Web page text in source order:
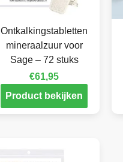
Ontkalkingstabletten
mineraalzuur voor
Sage – 72 stuks
€61,95
Product bekijken